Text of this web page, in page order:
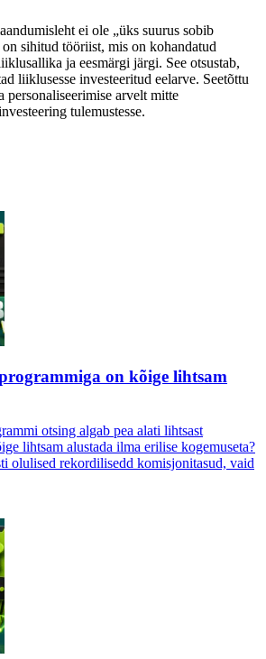
ei ole „üks suurus sobib
sihitud tööriist, mis on kohandatud
ja eesmärgi järgi. See otsustab,
liiklusesse investeeritud eelarve. Seetõttu
personaliseerimise arvelt mitte
tulemustesse.
on kõige lihtsam
otsing algab pea alati lihtsast
lihtsam alustada ilma erilise kogemuseta?
olulised rekordilisedd komisjonitasud, vaid